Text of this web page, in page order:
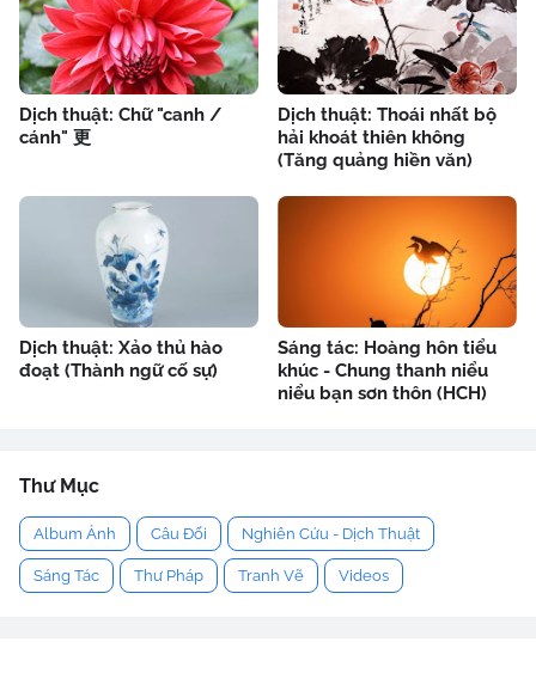
Dịch thuật: Chữ "canh /
cánh" 更
Dịch thuật: Thoái nhất bộ
hải khoát thiên không
(Tăng quảng hiền văn)
Dịch thuật: Xảo thủ hào
đoạt (Thành ngữ cố sự)
Sáng tác: Hoàng hôn tiểu
khúc - Chung thanh niểu
niểu bạn sơn thôn (HCH)
Thư Mục
Album Ảnh Câu Đối Nghiên Cứu - Dịch Thuật
Sáng Tác Thư Pháp Tranh Vẽ Videos